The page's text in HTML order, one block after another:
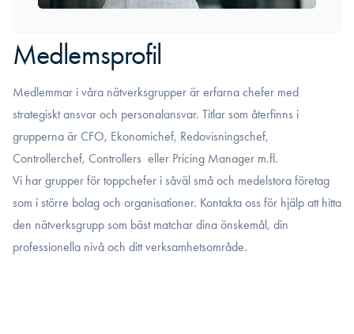
Medlemsprofil
Medlemmar i våra nätverksgrupper är erfarna chefer med
strategiskt ansvar och personalansvar. Titlar som återfinns i
grupperna är CFO, Ekonomichef, Redovisningschef,
Controllerchef, Controllers eller Pricing Manager m.fl.
Vi har grupper för toppchefer i såväl små och medelstora företag
som i större bolag och organisationer. Kontakta oss för hjälp att hitta
den nätverksgrupp som bäst matchar dina önskemål, din
professionella nivå och ditt verksamhetsområde.